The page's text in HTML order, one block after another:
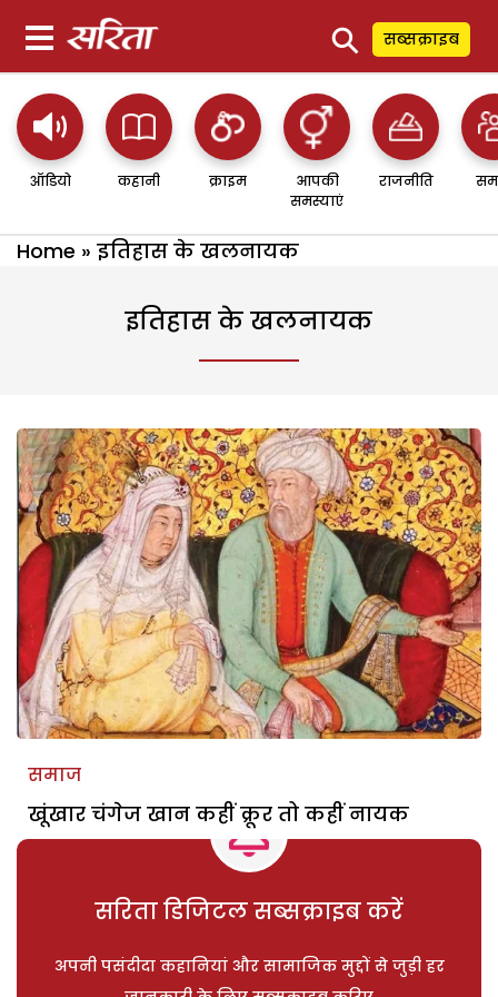
⚲ सब्सक्राइब
ऑडियो कहानी क्राइम
आपकी
समस्याएं
राजनीति
Home » इतिहास के खलनायक
इतिहास के खलनायक
समाज
खूंखार चंगेज खान कहीं क्रूर तो कहीं नायक
सरिता डिजिटल सब्सक्राइब करें
अपनी पसंदीदा कहानियां और सामाजिक मुद्दों से जुड़ी हर